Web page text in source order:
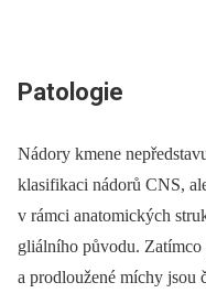
Patologie
Nádory kmene
klasifikaci nádorů CNS,
v rámci anatomických
gliálního původu.
a prodloužené míchy jsou